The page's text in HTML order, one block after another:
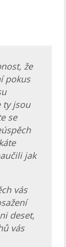
že
pokus
ty jsou
se
jak
vás
deset,
vás